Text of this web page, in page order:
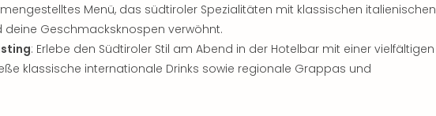
Menü, das südtiroler Spezialitäten mit klassischen italienischen
deine Geschmacksknospen verwöhnt.
: Erlebe den Südtiroler Stil am Abend in der Hotelbar mit einer vielfältigen
klassische internationale Drinks sowie regionale Grappas und